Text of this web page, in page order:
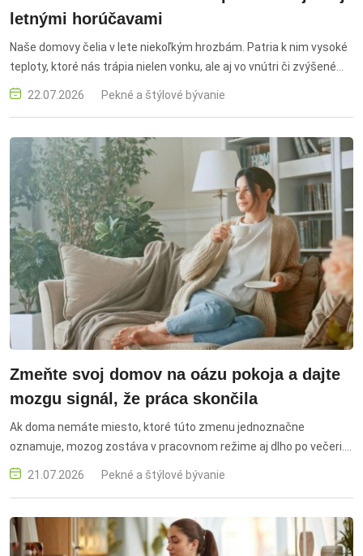
letnými horúčavami
Naše domovy čelia v lete niekoľkým hrozbám. Patria k nim vysoké
teploty, ktoré nás trápia nielen vonku, ale aj vo vnútri či zvýšené
riziko vlámaní. Kým zlodeji využívajú letnú nepozornosť, prehriate
interiéry odčerpávajú peniaze za klimatizáciu. Kľúčom k obom
komfort domácnosti.
22.07.2026 Pekné a štýlové bývanie
Zmeňte svoj domov na oázu pokoja a dajte
mozgu signál, že práca skončila
Ak doma nemáte miesto, ktoré túto zmenu jednoznačne
oznamuje, mozog zostáva v pracovnom režime aj dlho po večeri.
Stačí pritom pár premyslených úprav a rituál prepnutia začne
fungovať takmer sám, bez veľkej rekonštrukcie. domov, oáza
pracovný stres, koniec pracovného dňa, oddych po práci, domáce
prostredie, pohodlné oblečenie, pracovná identita, regenerácia,
21.07.2026 Pekné a štýlové bývanie